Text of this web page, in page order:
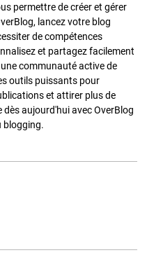
permettre de créer et gérer
lancez votre blog
de compétences
et partagez facilement
communauté active de
outils puissants pour
et attirer plus de
dès aujourd'hui avec OverBlog
blogging.